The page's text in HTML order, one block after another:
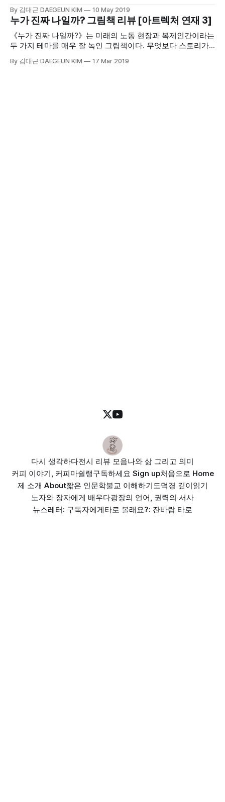
목하고 싶은 건 80세가 넘은 그가 열정적으로 작품을 만드는
현역의 예술가라는 점이다. 게다가 최첨단 미디어 중 하나인
아이패드로 작품을 만들기까지 하다니.
By 김대근 DAEGEUN KIM 10 May 2019
누가 진짜 나일까? 그림책 리뷰 [아트렉처 연재 3]
《누가 진짜 나일까?》는 미래의 노동 현장과 복제인간이라는
두 가지 테마를 매우 잘 녹인 그림책이다. 무엇보다 스토리가
기했고, 사장은 그런 걱정 따위는 할 것 없다며 '나'를
By 김대근 DAEGEUN KIM 17 Mar 2019
다시 생각하다전시 리뷰 모음나와 삶 그리고 의미
커피 이야기, 커피마쉴랭구독하세요 Sign up처음으로 Home
제 소개 About짧은 인문학불교 이해하기도덕경 깊이읽기
노자와 장자에게 배우다광장의 언어, 권력의 서사
뉴스레터: 구독자에게타로 볼래요?: 잔바람 타로